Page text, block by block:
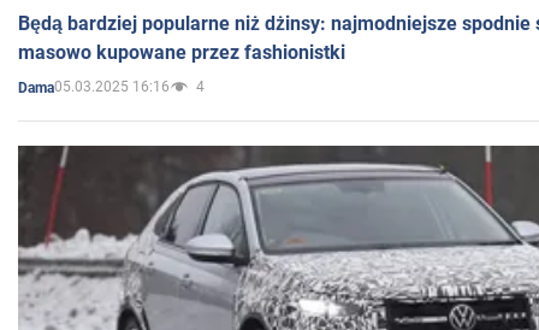
Będą bardziej popularne niż dżinsy: najmodniejsze spodnie
masowo kupowane przez fashionistki
Dama05.03.2025 16:16 4